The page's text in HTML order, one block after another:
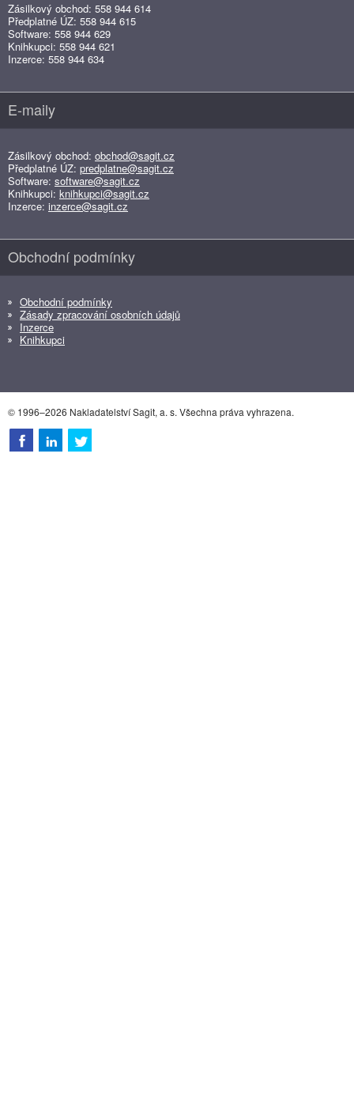
Zásilkový obchod: 558 944 614
Předplatné ÚZ: 558 944 615
Software: 558 944 629
Knihkupci: 558 944 621
Inzerce: 558 944 634
E-maily
Zásilkový obchod: obchod@sagit.cz
Předplatné ÚZ: predplatne@sagit.cz
Software: software@sagit.cz
Knihkupci: knihkupci@sagit.cz
Inzerce: inzerce@sagit.cz
Obchodní podmínky
Obchodní podmínky
Zásady zpracování osobních údajů
Inzerce
Knihkupci
© 1996–2026 Nakladatelství Sagit, a. s. Všechna práva vyhrazena.